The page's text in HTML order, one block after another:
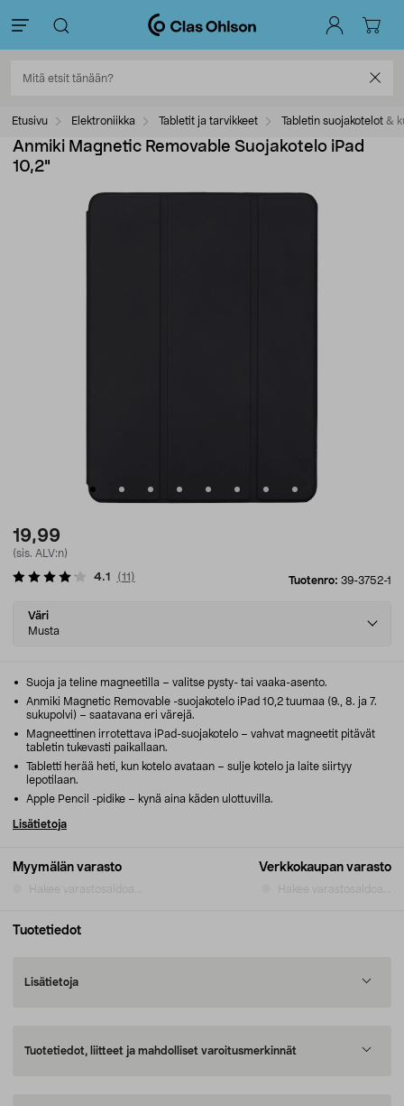
Etusivu Elektroniikka Tabletit ja tarvikkeet Tabletin suojakotelot &
Anmiki Magnetic Removable Suojakotelo iPad
10,2"
19,99
(sis. ALV:n)
Tuotenro: 39-3752-1
4.1 (11 )
Select
variant
Väri
Musta
Myymälän varasto
Hakee varastosaldoa...
Verkkokaupan varasto
Hakee varastosaldoa...
Suoja ja teline magneetilla – valitse pysty- tai vaaka-asento.
Anmiki Magnetic Removable -suojakotelo iPad 10,2 tuumaa (9., 8. ja 7.
sukupolvi) – saatavana eri värejä.
Magneettinen irrotettava iPad-suojakotelo – vahvat magneetit pitävät
tabletin tukevasti paikallaan.
Tabletti herää heti, kun kotelo avataan – sulje kotelo ja laite siirtyy
lepotilaan.
Apple Pencil -pidike – kynä aina käden ulottuvilla.
Lisätietoja
Tuotetiedot
Lisätietoja
Tuotetiedot, liitteet ja mahdolliset varoitusmerkinnät